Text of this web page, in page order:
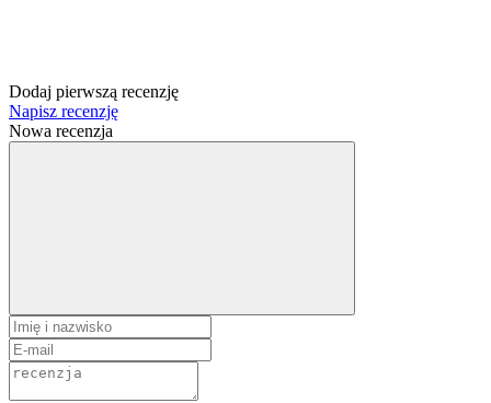
Dodaj pierwszą recenzję
Napisz recenzję
Nowa recenzja